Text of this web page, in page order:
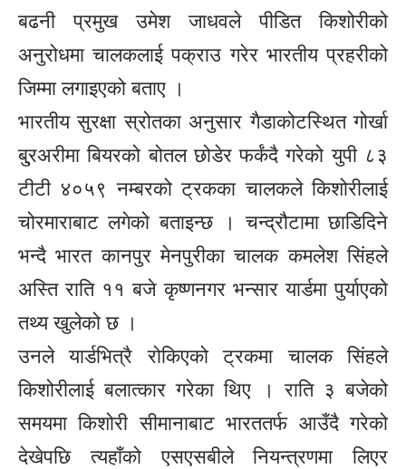
बढनी प्रमुख उमेश जाधवले पीडित किशोरीको
अनुरोधमा चालकलाई पक्राउ गरेर भारतीय प्रहरीको
जिम्मा लगाइएको बताए ।
भारतीय सुरक्षा स्रोतका अनुसार गैडाकोटस्थित गोर्खा
बु्रअरीमा बियरको बोतल छोडेर फर्कंदै गरेको युपी ८३
टीटी ४०५९ नम्बरको ट्रकका चालकले किशोरीलाई
चोरमाराबाट लगेको बताइन्छ । चन्द्रौटामा छाडिदिने
भन्दै भारत कानपुर मेनपुरीका चालक कमलेश सिंहले
अस्ति राति ११ बजे कृष्णनगर भन्सार यार्डमा पुर्याएको
तथ्य खुलेको छ ।
उनले यार्डभित्रै रोकिएको ट्रकमा चालक सिंहले
किशोरीलाई बलात्कार गरेका थिए । राति ३ बजेको
समयमा किशोरी सीमानाबाट भारततर्फ आउँदै गरेको
देखेपछि त्यहाँको एसएसबीले नियन्त्रणमा लिएर